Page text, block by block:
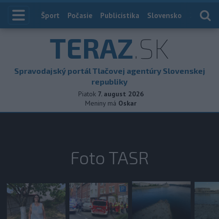
Index
Šport Počasie Publicistika Slovensko
TERAZ.SK
Spravodajský portál Tlačovej agentúry Slovenskej
republiky
Piatok 7. august 2026
Meniny má Oskar
Foto TASR